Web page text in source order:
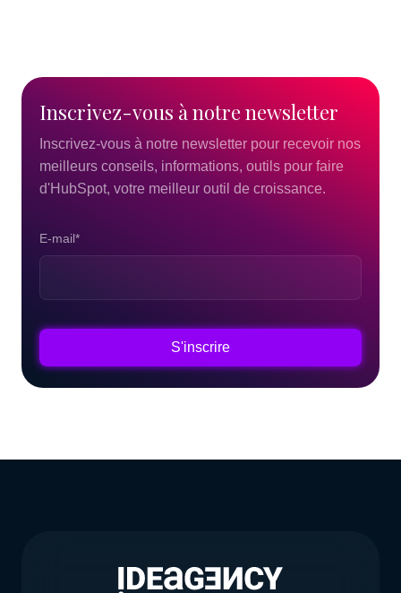
Inscrivez-vous ànotre newsletter
Inscrivez-vous à notre newsletter pour recevoir nos
meilleurs conseils, informations, outils pour faire
d'HubSpot, votre meilleur outil de croissance.
E-mail*